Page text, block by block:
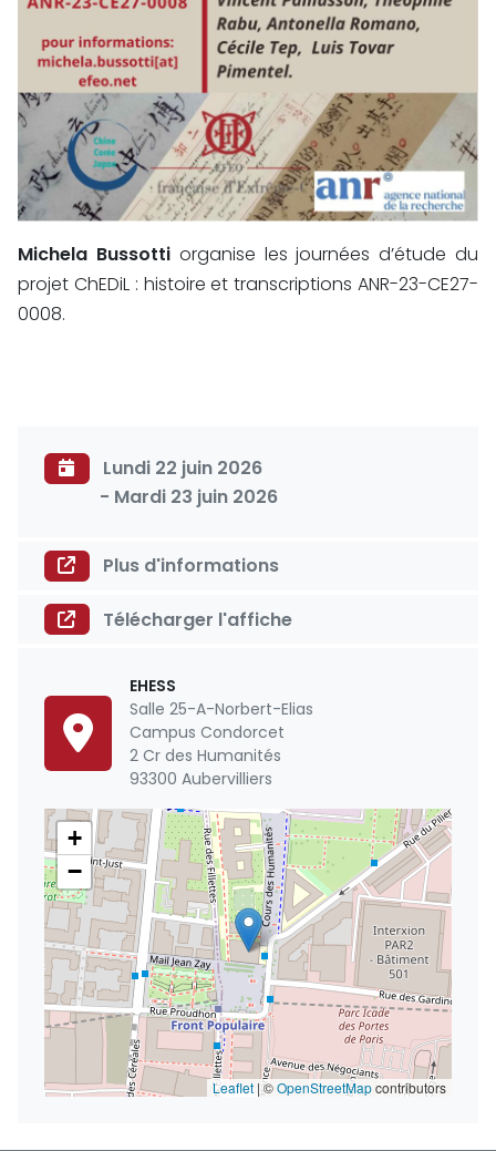
Michela Bussottiorganise les journées d’étude du
projet ChEDiL : histoire et transcriptions ANR-23-CE27-
0008.
Lundi 22 juin 2026
- Mardi 23 juin 2026
Plus d'informations
Télécharger l'affiche
EHESS
Salle 25-A-Norbert-Elias
Campus Condorcet
2 Cr des Humanités
93300 Aubervilliers
+
−
Leaflet |©OpenStreetMapcontributors